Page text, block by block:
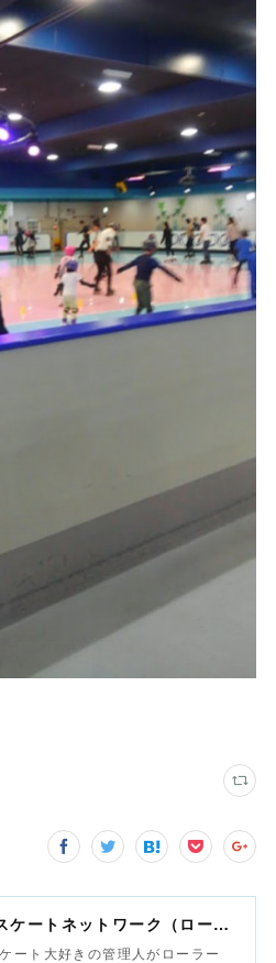
ローラースケートネットワーク（ローラースポーツネットワーク）
ート大好きの管理人がローラー